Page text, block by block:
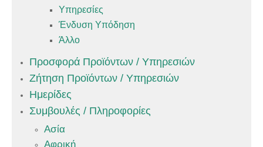
Υπηρεσίες
Ένδυση Υπόδηση
Άλλο
Προσφορά Προϊόντων / Υπηρεσιών
Ζήτηση Προϊόντων / Υπηρεσιών
Ημερίδες
Συμβουλές / Πληροφορίες
Ασία
Αφρική